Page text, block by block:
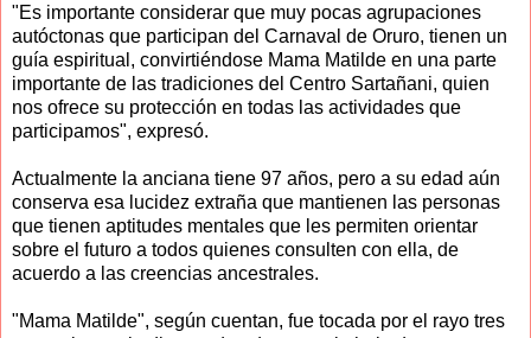
"Es importante considerar que muy pocas agrupaciones
autóctonas que participan del Carnaval de Oruro, tienen un
guía espiritual, convirtiéndose Mama Matilde en una parte
importante de las tradiciones del Centro Sartañani, quien
nos ofrece su protección en todas las actividades que
participamos", expresó.
Actualmente la anciana tiene 97 años, pero a su edad aún
conserva esa lucidez extraña que mantienen las personas
que tienen aptitudes mentales que les permiten orientar
sobre el futuro a todos quienes consulten con ella, de
acuerdo a las creencias ancestrales.
"Mama Matilde", según cuentan, fue tocada por el rayo tres